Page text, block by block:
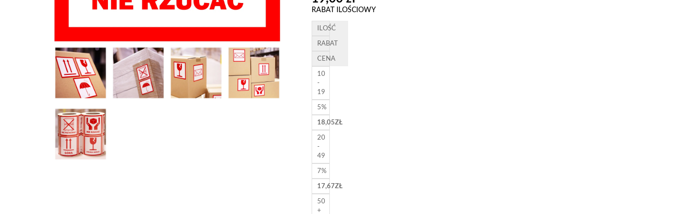
RABAT ILOŚCIOWY
ILOŚĆ
RABAT
CENA
10
-
19
5%
18,05ZŁ
20
-
49
7%
17,67ZŁ
50
+